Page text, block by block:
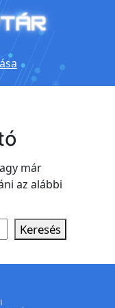
már
az alábbi
Keresés